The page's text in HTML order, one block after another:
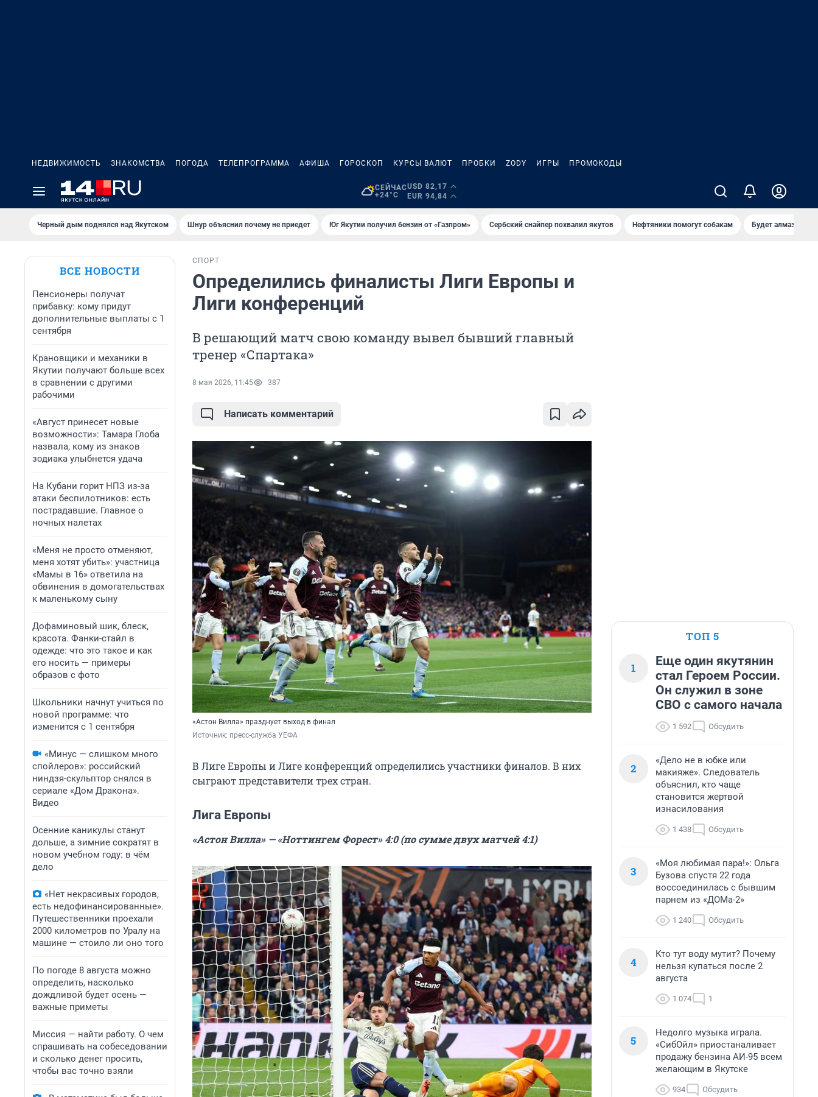
НЕДВИЖИМОСТЬ ЗНАКОМСТВА ПОГОДА ТЕЛЕПРОГРАММА АФИША ГОРОСКОП КУРСЫ ВАЛЮТ ПРОБКИ ZODY ИГРЫ ПРОМОКОДЫ
СЕЙЧАС
+24°C
USD 82,17
EUR 94,84
Черный дым поднялся над Якутском Шнур объяснил почему не приедет Юг Якутии получил бензин от «Газпром» Сербский снайпер похвалил якутов Нефтяники помогут собакам Будет алмазный
ВСЕ НОВОСТИ
Пенсионеры получат
прибавку: кому придут
дополнительные выплаты с 1
сентября
Крановщики и механики в
Якутии получают больше всех
в сравнении с другими
рабочими
«Август принесет новые
возможности»: Тамара Глоба
назвала, кому из знаков
зодиака улыбнется удача
На Кубани горит НПЗ из-за
атаки беспилотников: есть
пострадавшие. Главное о
ночных налетах
«Меня не просто отменяют,
меня хотят убить»: участница
«Мамы в 16» ответила на
обвинения в домогательствах
к маленькому сыну
Дофаминовый шик, блеск,
красота. Фанки-стайл в
одежде: что это такое и как
его носить — примеры
образов с фото
Школьники начнут учиться по
новой программе: что
изменится с 1 сентября
«Минус — слишком много
спойлеров»: российский
ниндзя-скульптор снялся в
сериале «Дом Дракона».
Видео
Осенние каникулы станут
дольше, а зимние сократят в
новом учебном году: в чём
дело
«Нет некрасивых городов,
есть недофинансированные».
Путешественники проехали
2000 километров по Уралу на
машине — стоило ли оно того
По погоде 8 августа можно
определить, насколько
дождливой будет осень —
важные приметы
Миссия — найти работу. О чем
спрашивать на собеседовании
и сколько денег просить,
чтобы вас точно взяли
СПОРТ
Определились финалисты Лиги Европы и
Лиги конференций
В решающий матч свою команду вывел бывший главный
тренер «Спартака»
8 мая 2026, 11:45 387
Написать комментарий
«Астон Вилла» празднует выход в финал
Источник: пресс-служба УЕФА
В Лиге Европы и Лиге конференций определились участники финалов. В них
сыграют представители трех стран.
Лига Европы
«Астон Вилла» — «Ноттингем Форест» 4:0 (по сумме двух матчей 4:1)
ТОП 5
1
Еще один якутянин
стал Героем России.
Он служил в зоне
СВО с самого начала
1 592 Обсудить
2
«Дело не в юбке или
макияже». Следователь
объяснил, кто чаще
становится жертвой
изнасилования
1 438 Обсудить
3
«Моя любимая пара!»: Ольга
Бузова спустя 22 года
воссоединилась с бывшим
парнем из «ДОМа-2»
1 240 Обсудить
4
Кто тут воду мутит? Почему
нельзя купаться после 2
августа
1 074 1
5
Недолго музыка играла.
«СибОйл» приостаналивает
продажу бензина АИ-95 всем
желающим в Якутске
934 Обсудить